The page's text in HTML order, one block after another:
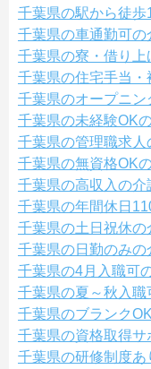
千葉県の駅から徒歩
千葉県の車通勤可の
千葉県の寮・借り上
千葉県の住宅手当・
千葉県のオープニン
千葉県の未経験OK
千葉県の管理職求人
千葉県の無資格OK
千葉県の高収入の介
千葉県の年間休日
千葉県の土日祝休の
千葉県の日勤のみの
千葉県の4月入職可
千葉県の夏～秋入職
千葉県のブランク
千葉県の資格取得サ
千葉県の研修制度あ